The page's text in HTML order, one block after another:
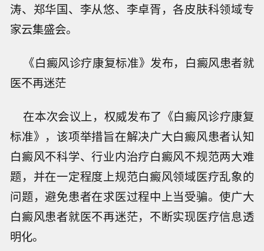
涛、郑华国、李从悠、李卓胥，各皮肤科领域专
家云集盛会。
《白癜风诊疗康复标准》发布，白癜风患者就
医不再迷茫
在本次会议上，权威发布了《白癜风诊疗康复
标准》，该项举措旨在解决广大白癜风患者认知
白癜风不科学、行业内治疗白癜风不规范两大难
题，并在一定程度上规范白癜风领域医疗乱象的
问题，避免患者在求医过程中上当受骗。使广大
白癜风患者就医不再迷茫，不断实现医疗信息透
明化。